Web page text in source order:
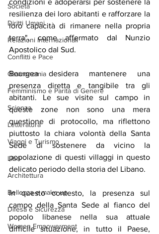
Società
Diritti Umani
Relazioni Internazionali
Conflitti e Pace
Gastronomia
Femminismo e Parità di Genere
Scienza
Letteratura
Viaggi e Turismo
Libri
Architettura
Bellezza e make up
Difesa e Sicurezza
Women Empowerment
condizioni e adoperarsi per sostenere la
resilienza dei loro abitanti e rafforzare la
loro capacità di rimanere nella propria
terra", come affermato dal Nunzio
Apostolico dal Sud.
Bourgea desidera mantenere una
presenza diretta e tangibile tra gli
abitanti. Le sue visite sul campo in
queste zone non sono una mera
questione di protocollo, ma riflettono
piuttosto la chiara volontà della Santa
Sede di sostenere da vicino la
popolazione di questi villaggi in questo
delicato periodo della storia del Libano.
In questo contesto, la presenza sul
campo della Santa Sede al fianco del
popolo libanese nella sua attuale
difficile situazione, in tutto il Paese,